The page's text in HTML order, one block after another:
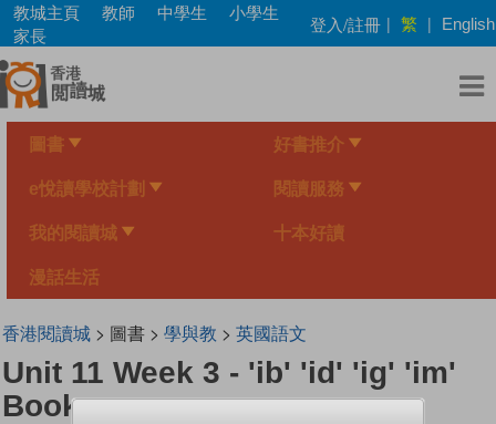
Skip
main
content
教城主頁 教師 中學生
小學生
家長
登入/註冊 | 繁 | English
圖書 好書推介
e悅讀學校計劃 閱讀服務
我的閱讀城 十本好讀
漫話生活
香港閱讀城> 圖書 > 學與教 > 英國語文
Unit 11 Week 3 - 'ib' 'id' 'ig' 'im'
Book